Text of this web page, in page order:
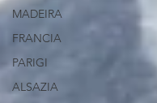
MADEIRA
FRANCIA
PARIGI
ALSAZIA